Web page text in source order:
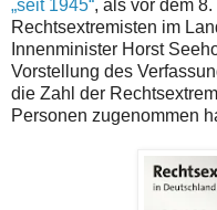
„seit 1945“, als vor dem
Rechtsextremisten im
Innenminister Horst
Vorstellung des
die Zahl der
Personen zugenommen